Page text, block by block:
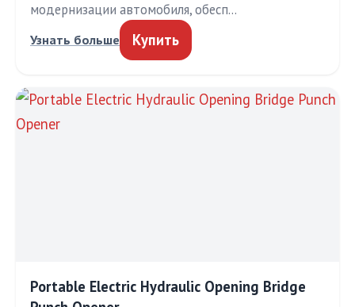
модернизации автомобиля, обесп…
Узнать больше Купить
Portable Electric Hydraulic Opening Bridge